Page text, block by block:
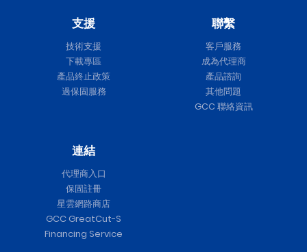
支援
技術支援
下載專區
產品終止政策
過保固服務
聯繫
客戶服務
成為代理商
產品諮詢
其他問題
GCC 聯絡資訊
連結
代理商入口
保固註冊
星雲網路商店
GCC GreatCut-S
Financing Service